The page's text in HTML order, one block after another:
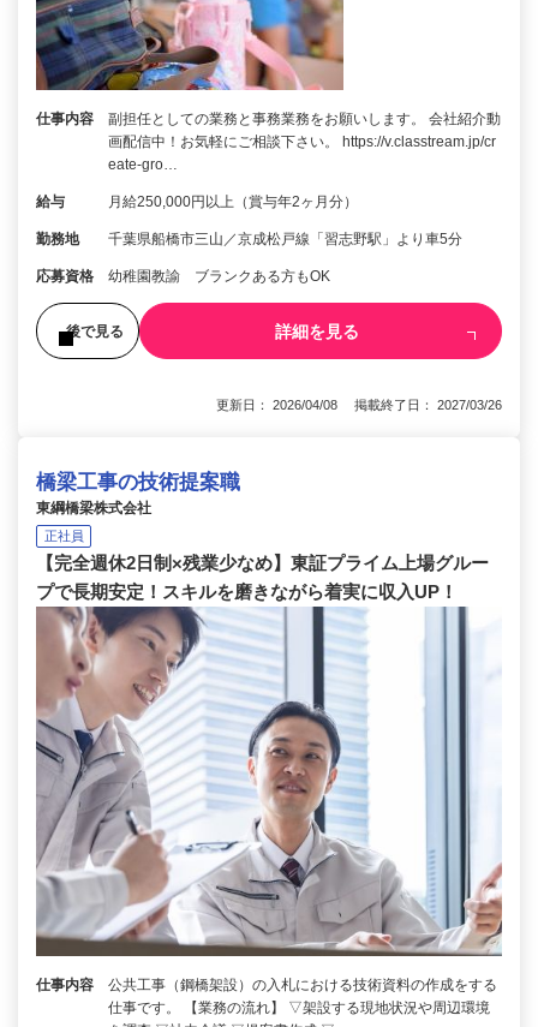
仕事内容
副担任としての業務と事務業務をお願いします。 会社紹介動
画配信中！お気軽にご相談下さい。 https://v.classtream.jp/cr
eate-gro…
給与 月給250,000円以上（賞与年2ヶ月分）
勤務地 千葉県船橋市三山／京成松戸線「習志野駅」より車5分
応募資格 幼稚園教諭 ブランクある方もOK
後で見る 詳細を見る
更新日： 2026/04/08 掲載終了日： 2027/03/26
橋梁工事の技術提案職
東綱橋梁株式会社
正社員
【完全週休2日制×残業少なめ】東証プライム上場グルー
プで長期安定！スキルを磨きながら着実に収入UP！
仕事内容
公共工事（鋼橋架設）の入札における技術資料の作成をする
仕事です。 【業務の流れ】 ▽架設する現地状況や周辺環境